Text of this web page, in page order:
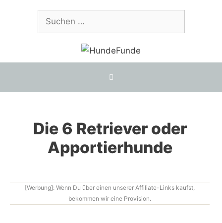
Suchen
nach:
Die 6 Retriever oder
Apportierhunde
[Werbung]: Wenn Du über einen unserer Affiliate-Links kaufst,
bekommen wir eine Provision.